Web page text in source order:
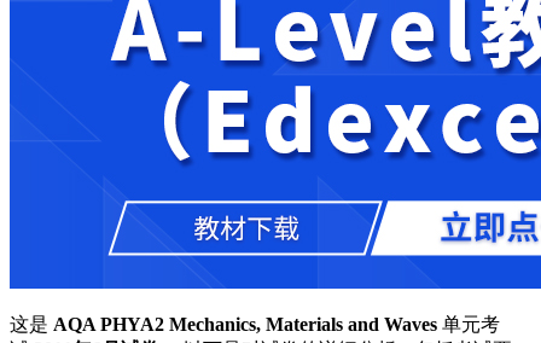
这是 AQA PHYA2 Mechanics, Materials and Waves 单元考